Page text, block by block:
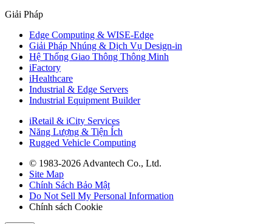
Giải Pháp
Edge Computing & WISE-Edge
Giải Pháp Nhúng & Dịch Vụ Design-in
Hệ Thống Giao Thông Thông Minh
iFactory
iHealthcare
Industrial & Edge Servers
Industrial Equipment Builder
iRetail & iCity Services
Năng Lượng & Tiện Ích
Rugged Vehicle Computing
© 1983-2026 Advantech Co., Ltd.
Site Map
Chính Sách Bảo Mật
Do Not Sell My Personal Information
Chính sách Cookie